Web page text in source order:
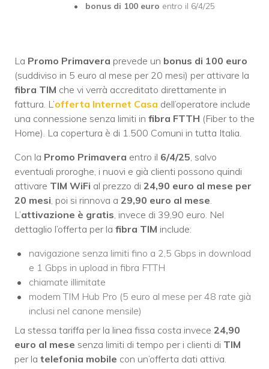
bonus di 100 euro entro il 6/4/25
La Promo Primavera prevede un bonus di 100 euro
(suddiviso in 5 euro al mese per 20 mesi) per attivare la
fibra TIM che vi verrà accreditato direttamente in
fattura. L’offerta Internet Casa dell’operatore include
una connessione senza limiti in fibra FTTH (Fiber to the
Home). La copertura è di 1.500 Comuni in tutta Italia.
Con la Promo Primavera entro il 6/4/25, salvo
eventuali proroghe, i nuovi e già clienti possono quindi
attivare TIM WiFi al prezzo di 24,90 euro al mese per
20 mesi, poi si rinnova a 29,90 euro al mese.
L’attivazione è gratis, invece di 39,90 euro. Nel
dettaglio l’offerta per la fibra TIM include:
navigazione senza limiti fino a 2,5 Gbps in download
e 1 Gbps in upload in fibra FTTH
chiamate illimitate
modem TIM Hub Pro (5 euro al mese per 48 rate già
inclusi nel canone mensile)
La stessa tariffa per la linea fissa costa invece 24,90
euro al mese senza limiti di tempo per i clienti di TIM
per la telefonia mobile con un’offerta dati attiva.